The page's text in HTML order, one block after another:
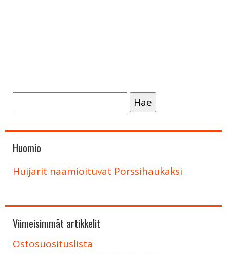
Huomio
Huijarit naamioituvat Pörssihaukaksi
Viimeisimmät artikkelit
Ostosuosituslista